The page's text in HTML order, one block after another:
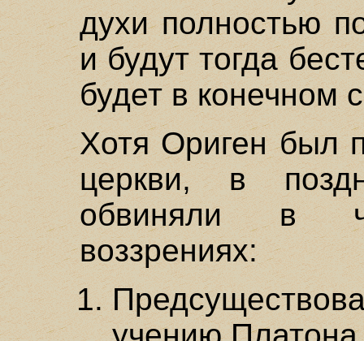
духи полностью
и будут тогда
будет в конечном
Хотя Ориген был
церкви, в
обвиняли в
воззрениях: